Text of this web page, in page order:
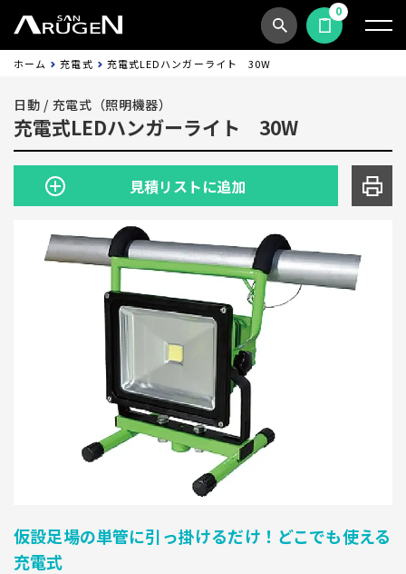
商品検索見積依頼する
0
ホーム 充電式 充電式LEDハンガーライト 30W
日動 / 充電式（照明機器）
充電式LEDハンガーライト 30W
見積リストに追加
仮設足場の単管に引っ掛けるだけ！どこでも使える
充電式